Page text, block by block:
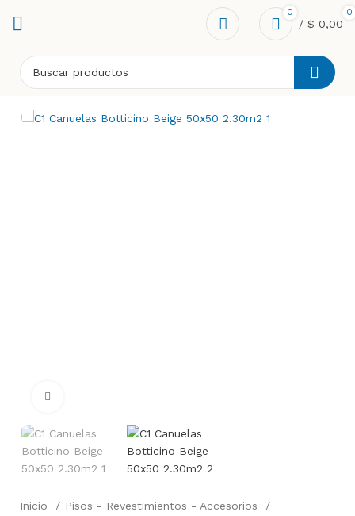
0 0
/ $ 0,00
Inicio
Pisos - Revestimientos - Accesorios